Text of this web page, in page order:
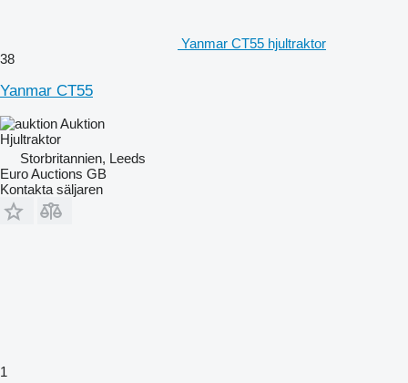
Yanmar CT55 hjultraktor
38
Yanmar CT55
Auktion
Hjultraktor
Storbritannien, Leeds
Euro Auctions GB
Kontakta säljaren
1